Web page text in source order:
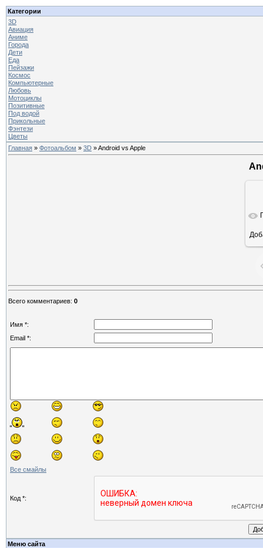
Категории
3D
Авиация
Аниме
Города
Дети
Еда
Пейзажи
Космос
Компьютерные
Любовь
Мотоциклы
Позитивные
Под водой
Прикольные
Фэнтези
Цветы
Главная » Фотоальбом » 3D » Android vs Apple
Всего комментариев: 0
Имя *:
Email *:
Все смайлы
Код *:
Меню сайта